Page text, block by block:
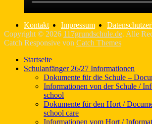
Kontakt Impressum
Copyright © 2026 117grundschule.de. Alle
Catch Responsive von Catch Themes
oben
scrollen
Startseite
Schulanfänger 26/27 Informationen
Dokumente für die Schule –
Informationen von der Schule /
school
Dokumente für den Hort /
school care
Informationen vom Hort /